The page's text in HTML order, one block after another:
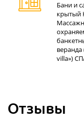
Бани и
крытый
веранда
villa»)
Отзывы